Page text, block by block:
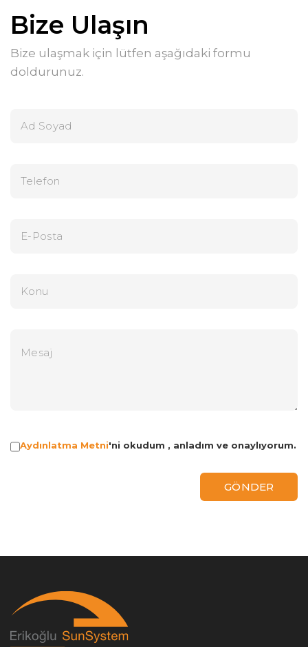
Bize Ulaşın
Bize ulaşmak için lütfen aşağıdaki formu
doldurunuz.
Aydınlatma Metni'ni okudum , anladım ve onaylıyorum.